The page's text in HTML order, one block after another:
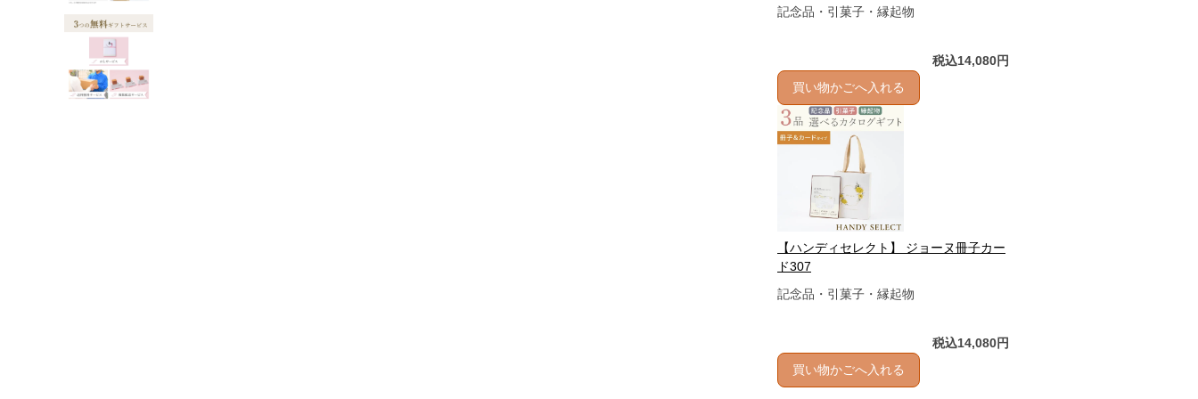
記念品・引菓子・縁起物
税込14,080円
買い物かごへ入れる
【ハンディセレクト】 ジョーヌ冊子カー
ド307
記念品・引菓子・縁起物
税込14,080円
買い物かごへ入れる